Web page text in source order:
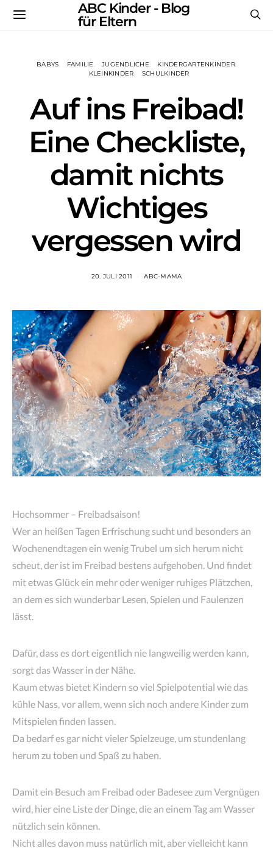
ABC Kinder - Blog
für Eltern
BABYS FAMILIE JUGENDLICHE
KINDERGARTENKINDER
KLEINKINDER
SCHULKINDER
Auf ins Freibad!
Eine Checkliste,
damit nichts
Wichtiges
vergessen wird
20. JULI 2011 ABC-MAMA
Hochsommer – Freibadsaison!
Wer an heißen Tagen Erfrischung sucht und besonders an
Wochenendtagen ein wenig Trubel um sich herum nicht
scheut, der ist im Freibad bestens aufgehoben. Und findet
mit etwas Glück ein mehr oder weniger ruhiges Plätzchen,
an dem es sich wunderbar Lesen, Spielen und Faulenzen
lässt.
Dafür, dass es dort eigentlich nie langweilig werden kann,
sorgt das Wasser in der Nähe.
Kaum etwas bietet Kindern so viel Spielpotential wie das
kühle Nass, vor allem, wenn sich noch andere Kinder zum
Mitspielen finden lassen.
Da bedarf es gar nicht vieler Spielzeuge, um stundenlang
herum zu toben und Spaß zu haben.
Damit ein Besuch am Freibad oder Badesee zum Vergnügen
wird, hier eine Liste der Dinge, die an einem Tag am Wasser
nützlich sein können.
Nicht alles davon muss natürlich mit, aber vielleicht kann